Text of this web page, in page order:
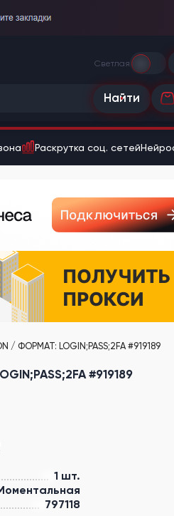
Светлая
Найти
Раскрутка соц. сетей
LOGIN;PASS;2FA #919189
#919189
1 шт.
797118